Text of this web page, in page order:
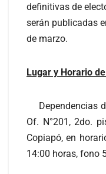
definitivas de
serán publicadas
de marzo.
Lugar y Horario
Dependencias
Of. N°201, 2do.
Copiapó, en
14:00 horas, fono